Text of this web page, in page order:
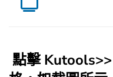
點擊Kutools>>